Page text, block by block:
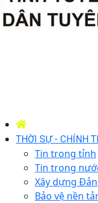
THỜI SỰ - CHÍNH
Tin trong tỉnh
Tin trong
Xây dựng
Bảo vệ nền